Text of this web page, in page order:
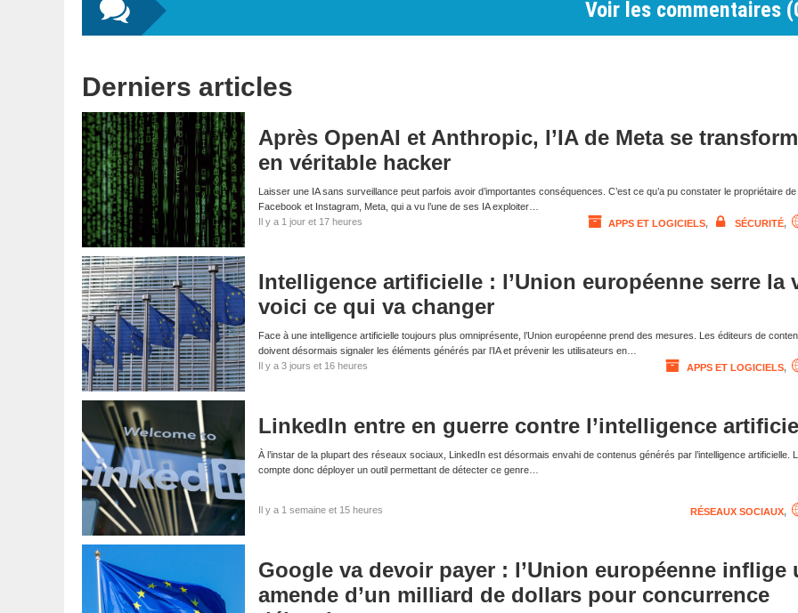
Voir les commentaires (
Derniers articles
Après OpenAI et Anthropic, l’IA de Meta se
en véritable hacker
Laisser une IA sans surveillance peut parfois avoir d’importantes conséquences. C’est ce qu’a pu constater le propriétaire de
Facebook et Instagram, Meta, qui a vu l’une de ses IA exploiter…
Il y a 1 jour et 17 heures
APPS ET LOGICIELS, SÉCURITÉ,
Intelligence artificielle : l’Union européenne serre la
voici ce qui va changer
Face à une intelligence artificielle toujours plus omniprésente, l’Union européenne prend des mesures. Les éditeurs de
doivent désormais signaler les éléments générés par l’IA et prévenir les utilisateurs en…
Il y a 3 jours et 16 heures
APPS ET LOGICIELS,
LinkedIn entre en guerre contre l’intelligence
À l’instar de la plupart des réseaux sociaux, LinkedIn est désormais envahi de contenus générés par l’intelligence artificielle.
compte donc déployer un outil permettant de détecter ce genre…
Il y a 1 semaine et 15 heures RÉSEAUX SOCIAUX,
Google va devoir payer : l’Union européenne inflige
amende d’un milliard de dollars pour concurrence